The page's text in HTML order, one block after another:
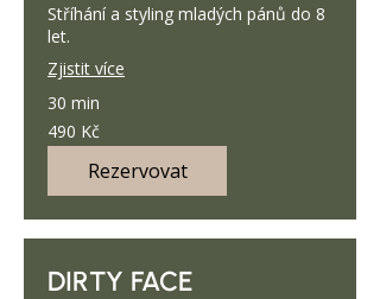
Stříhání a styling mladých pánů do 8
let.
Zjistit více
30 min
490
českých
korun
490 Kč
Rezervovat
DIRTY FACE